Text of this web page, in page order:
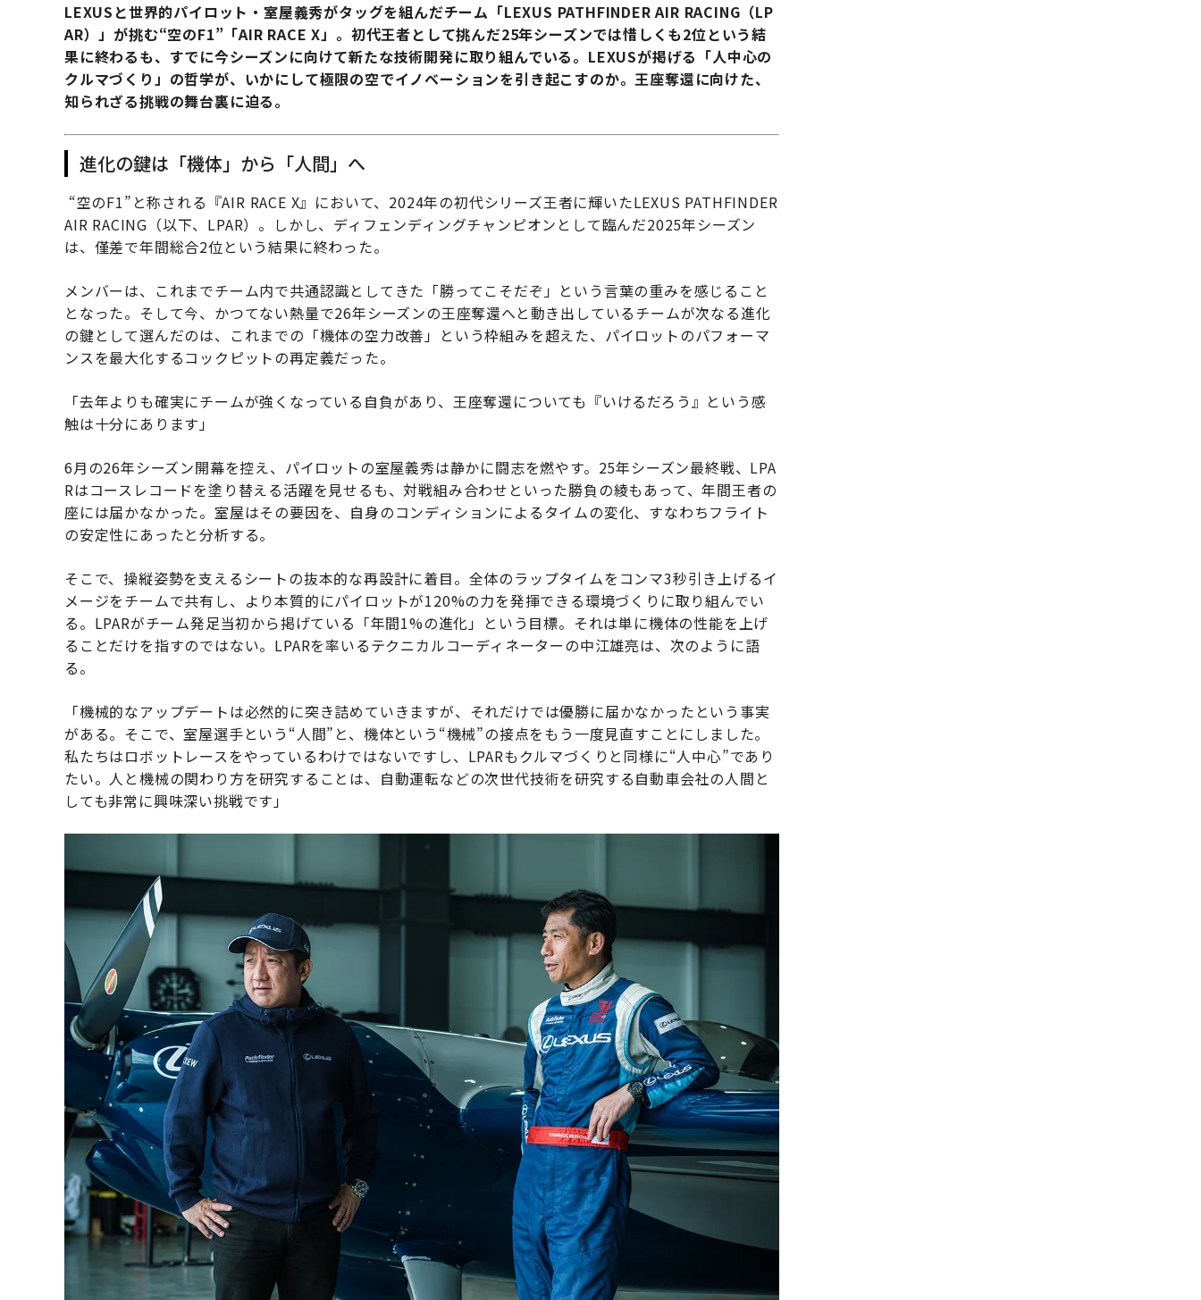
LEXUSと世界的パイロット・室屋義秀がタッグを組んだチーム「LEXUS PATHFINDER AIR RACING（LP
AR）」が挑む“空のF1”「AIR RACE X」。初代王者として挑んだ25年シーズンでは惜しくも2位という結
果に終わるも、すでに今シーズンに向けて新たな技術開発に取り組んでいる。LEXUSが掲げる「人中心の
クルマづくり」の哲学が、いかにして極限の空でイノベーションを引き起こすのか。王座奪還に向けた、
知られざる挑戦の舞台裏に迫る。
進化の鍵は「機体」から「人間」へ
“空のF1”と称される『AIR RACE X』において、2024年の初代シリーズ王者に輝いたLEXUS PATHFINDER
AIR RACING（以下、LPAR）。しかし、ディフェンディングチャンピオンとして臨んだ2025年シーズン
は、僅差で年間総合2位という結果に終わった。
メンバーは、これまでチーム内で共通認識としてきた「勝ってこそだぞ」という言葉の重みを感じること
となった。そして今、かつてない熱量で26年シーズンの王座奪還へと動き出しているチームが次なる進化
の鍵として選んだのは、これまでの「機体の空力改善」という枠組みを超えた、パイロットのパフォーマ
ンスを最大化するコックピットの再定義だった。
「去年よりも確実にチームが強くなっている自負があり、王座奪還についても『いけるだろう』という感
触は十分にあります」
6月の26年シーズン開幕を控え、パイロットの室屋義秀は静かに闘志を燃やす。25年シーズン最終戦、LPA
Rはコースレコードを塗り替える活躍を見せるも、対戦組み合わせといった勝負の綾もあって、年間王者の
座には届かなかった。室屋はその要因を、自身のコンディションによるタイムの変化、すなわちフライト
の安定性にあったと分析する。
そこで、操縦姿勢を支えるシートの抜本的な再設計に着目。全体のラップタイムをコンマ3秒引き上げるイ
メージをチームで共有し、より本質的にパイロットが120%の力を発揮できる環境づくりに取り組んでい
る。LPARがチーム発足当初から掲げている「年間1%の進化」という目標。それは単に機体の性能を上げ
ることだけを指すのではない。LPARを率いるテクニカルコーディネーターの中江雄亮は、次のように語
る。
「機械的なアップデートは必然的に突き詰めていきますが、それだけでは優勝に届かなかったという事実
がある。そこで、室屋選手という“人間”と、機体という“機械”の接点をもう一度見直すことにしました。
私たちはロボットレースをやっているわけではないですし、LPARもクルマづくりと同様に“人中心”であり
たい。人と機械の関わり方を研究することは、自動運転などの次世代技術を研究する自動車会社の人間と
しても非常に興味深い挑戦です」